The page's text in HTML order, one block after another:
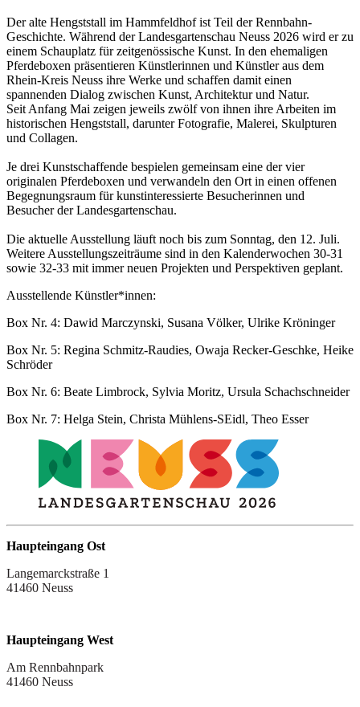
Der alte Hengststall im Hammfeldhof ist Teil der Rennbahn-
Geschichte. Während der Landesgartenschau Neuss 2026 wird er zu
einem Schauplatz für zeitgenössische Kunst. In den ehemaligen
Pferdeboxen präsentieren Künstlerinnen und Künstler aus dem
Rhein-Kreis Neuss ihre Werke und schaffen damit einen
spannenden Dialog zwischen Kunst, Architektur und Natur.
Seit Anfang Mai zeigen jeweils zwölf von ihnen ihre Arbeiten im
historischen Hengststall, darunter Fotografie, Malerei, Skulpturen
und Collagen.
Je drei Kunstschaffende bespielen gemeinsam eine der vier
originalen Pferdeboxen und verwandeln den Ort in einen offenen
Begegnungsraum für kunstinteressierte Besucherinnen und
Besucher der Landesgartenschau.
Die aktuelle Ausstellung läuft noch bis zum Sonntag, den 12. Juli.
Weitere Ausstellungszeiträume sind in den Kalenderwochen 30-31
sowie 32-33 mit immer neuen Projekten und Perspektiven geplant.
Ausstellende Künstler*innen:
Box Nr. 4: Dawid Marczynski, Susana Völker, Ulrike Kröninger
Box Nr. 5: Regina Schmitz-Raudies, Owaja Recker-Geschke, Heike
Schröder
Box Nr. 6: Beate Limbrock, Sylvia Moritz, Ursula Schachschneider
Box Nr. 7: Helga Stein, Christa Mühlens-SEidl, Theo Esser
Haupteingang Ost
Langemarckstraße 1
41460 Neuss
Haupteingang West
Am Rennbahnpark
41460 Neuss